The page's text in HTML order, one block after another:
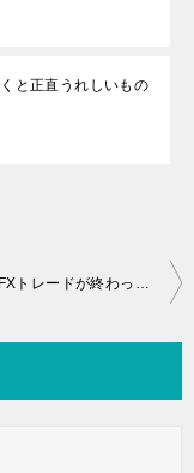
と正直うれしいもの